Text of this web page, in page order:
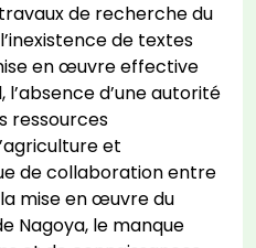
de recherche du
de textes
en œuvre effective
d’une autorité
ressources
et
de collaboration entre
mise en œuvre du
Nagoya, le manque